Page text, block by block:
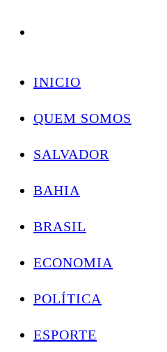
Skip
INICIO
QUEM SOMOS
SALVADOR
BAHIA
BRASIL
ECONOMIA
POLÍTICA
ESPORTE